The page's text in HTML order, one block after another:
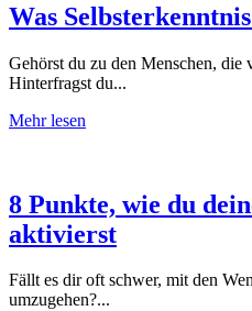
Was
Gehörst du zu den Menschen, die
Hinterfragst du...
Mehr lesen
8 Punkte, wie du
aktivierst
Fällt es dir oft schwer, mit den
umzugehen?...